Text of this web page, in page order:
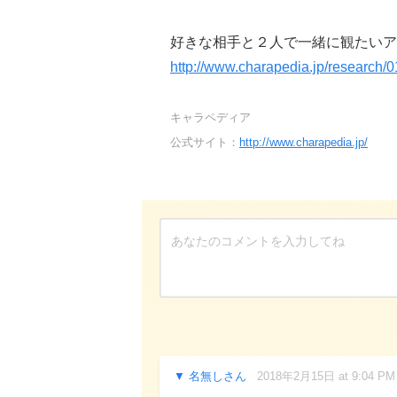
好きな相手と２人で一緒に観たい
http://www.charapedia.jp/research/
キャラペディア
公式サイト： http://www.charapedia.jp/
名無しさん 2018年2月15日 at 9:04 PM